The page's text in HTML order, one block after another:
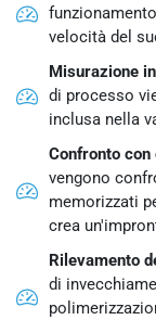
velocità del
Misurazione
di processo
inclusa nella
Confronto
vengono
memorizzati
crea
Rilevamento
di